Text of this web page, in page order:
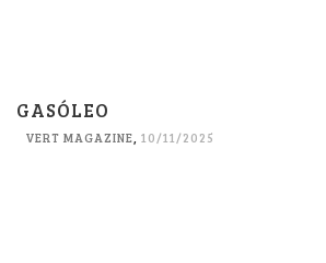
GASÓLEO
VERT MAGAZINE, 10/11/2025